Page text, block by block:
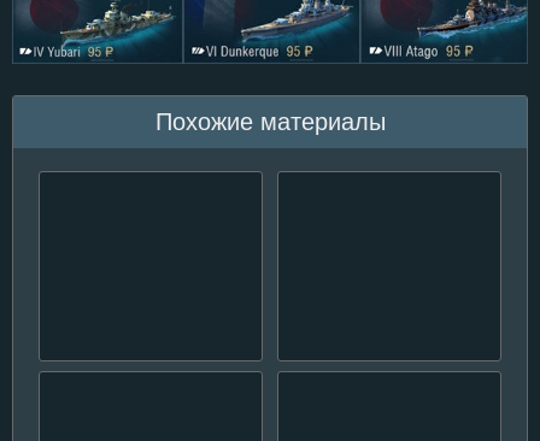
Похожие материалы